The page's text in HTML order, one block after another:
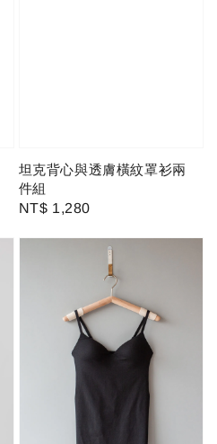
坦克背心與透膚橫紋罩衫兩
件組
Regular
NT$ 1,280